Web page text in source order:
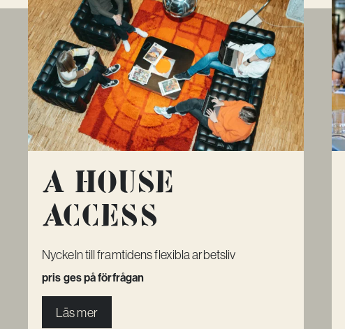
A House
Access
Nyckeln till framtidens flexibla arbetsliv
pris ges på förfrågan
Läs mer